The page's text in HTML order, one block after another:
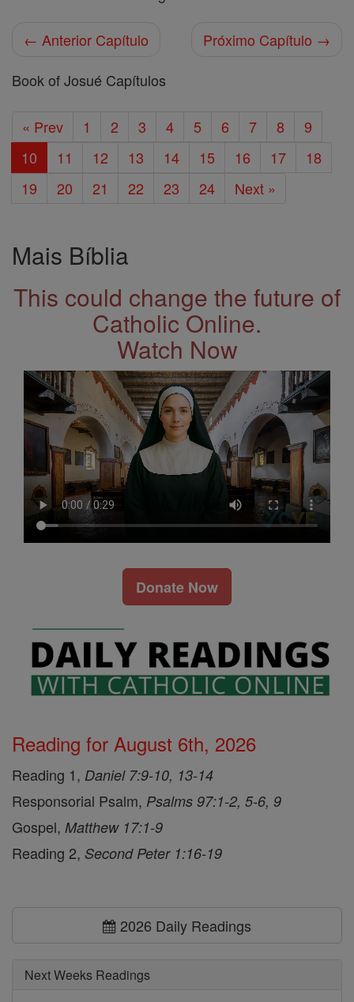
← Anterior Capítulo
Próximo Capítulo →
Book of Josué Capítulos
« Prev 1 2 3 4 5 6 7 8
9
10
11 12 13 14 15 16 17
18
19
20 21 22 23 24 Next »
Mais Bíblia
This could change the future of
Catholic Online.
Watch Now
Donate Now
Reading for August 6th, 2026
Reading 1, Daniel 7:9-10, 13-14
Responsorial Psalm, Psalms 97:1-2, 5-6, 9
Gospel, Matthew 17:1-9
Reading 2, Second Peter 1:16-19
2026 Daily Readings
Next Weeks Readings